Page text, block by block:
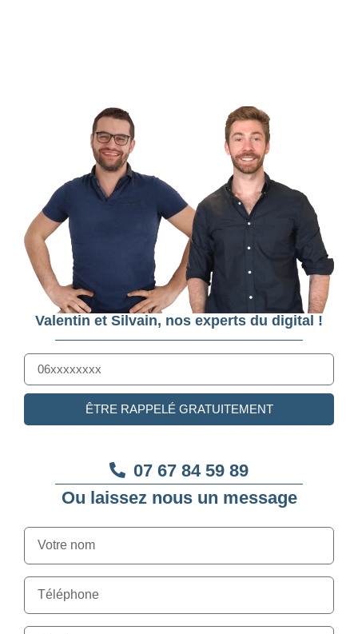
Valentin et Silvain, nos experts du digital !
ÊTRE RAPPELÉ GRATUITEMENT
07 67 84 59 89
Ou laissez nous un message